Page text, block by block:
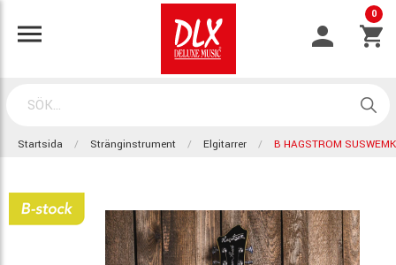
0
Startsida Stränginstrument Elgitarrer B HAGSTROM